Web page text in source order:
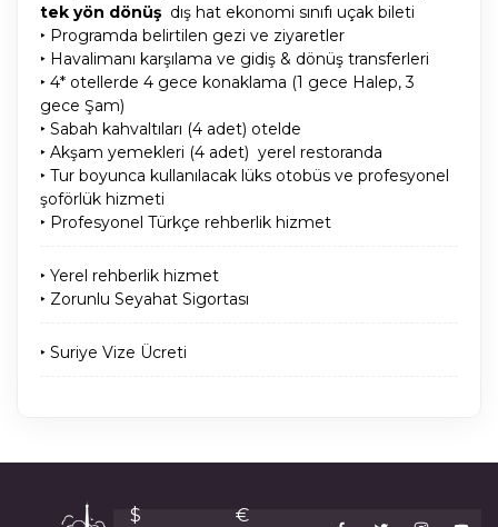
tek yön dönüş dış hat ekonomi sınıfı uçak bileti
‣ Programda belirtilen gezi ve ziyaretler
‣ Havalimanı karşılama ve gidiş & dönüş transferleri
‣ 4* otellerde 4 gece konaklama (1 gece Halep, 3
gece Şam)
‣ Sabah kahvaltıları (4 adet) otelde
‣ Akşam yemekleri (4 adet) yerel restoranda
‣ Tur boyunca kullanılacak lüks otobüs ve profesyonel
şoförlük hizmeti
‣ Profesyonel Türkçe rehberlik hizmet
‣ Yerel rehberlik hizmet
‣ Zorunlu Seyahat Sigortası
‣ Suriye Vize Ücreti
$
€